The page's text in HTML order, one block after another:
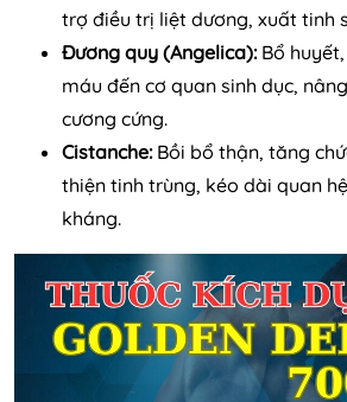
trợ điều trị liệt dương, xuất tinh
Đương quy (Angelica):Bổ
máu đến cơ quan sinh dục,
cương cứng.
Cistanche:Bồi bổ thận, tăng
thiện tinh trùng, kéo dài quan
kháng.